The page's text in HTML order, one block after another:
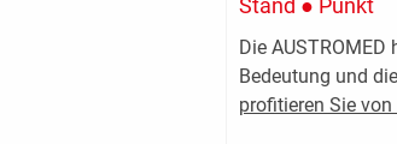
Stand ● Punkt
Die
Bedeutung und
profitieren Sie